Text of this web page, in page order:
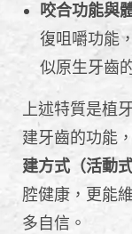
咬合功能與
復咀嚼功能
似原生牙齒
上述特質是植
建牙齒的功能，
建方式（活動
腔健康，更能
多自信。